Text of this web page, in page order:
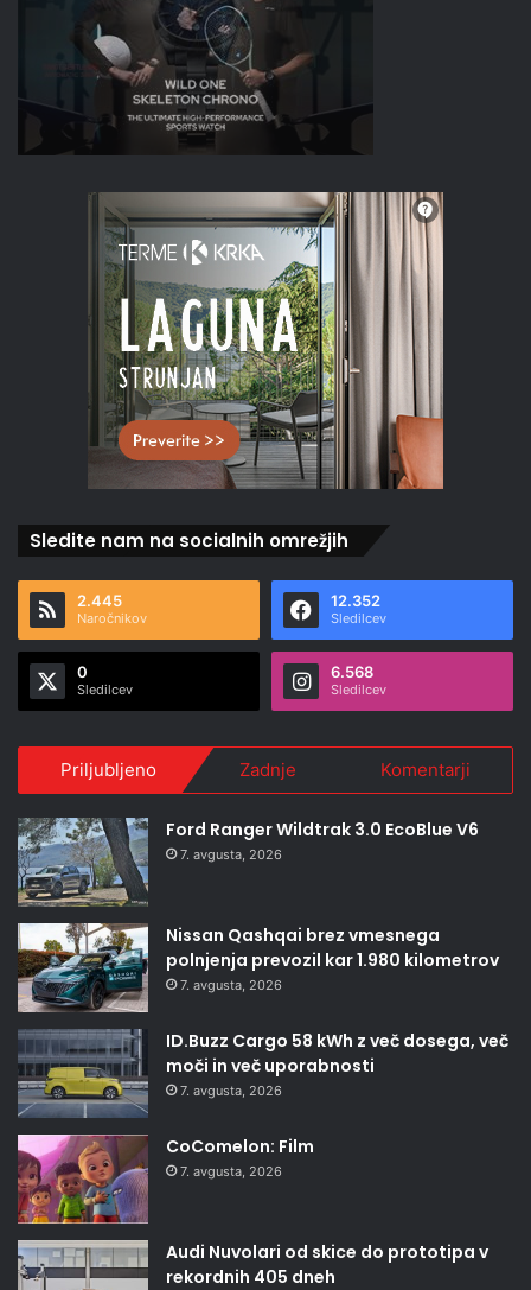
Sledite nam na socialnih omrežjih
2.445
Naročnikov
12.352
Sledilcev
0
Sledilcev
6.568
Sledilcev
Priljubljeno Zadnje Komentarji
Ford Ranger Wildtrak 3.0 EcoBlue V6
7. avgusta, 2026
Nissan Qashqai brez vmesnega
polnjenja prevozil kar 1.980 kilometrov
7. avgusta, 2026
ID.Buzz Cargo 58 kWh z več dosega, več
moči in več uporabnosti
7. avgusta, 2026
CoComelon: Film
7. avgusta, 2026
Audi Nuvolari od skice do prototipa v
rekordnih 405 dneh